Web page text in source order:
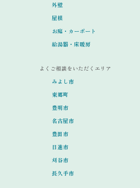
外壁
屋根
お庭・カーポート
給湯器・床暖房
よくご相談をいただくエリア
みよし市
東郷町
豊明市
名古屋市
豊田市
日進市
刈谷市
長久手市